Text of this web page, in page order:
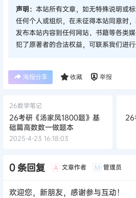
声明： 本站所有文章，如无特殊说明或标
任何个人或组织，在未征得本站同意时，
发布本站内容到任何网站、书籍等各类
犯了原著者的合法权益，可联系我们进行
海报分享 收藏 举报
26数学笔记
26考研《汤家凤1800题》基
础篇高数数一做题本
2025-4-23 16:18:03
26
0 条回复 A 文章作者 M 管理员
欢迎您，新朋友，感谢参与互动！